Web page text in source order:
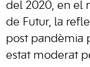
del 2020, en el
de Futur, la
post pandèmia
estat moderat